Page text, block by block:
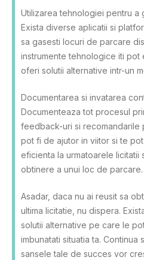
Utilizarea tehnologiei pentru a
Exista diverse aplicatii si
sa gasesti locuri de parcare
instrumente tehnologice iti pot
oferi solutii alternative intr-un
Documentarea si invatarea
Documenteaza tot procesul
feedback-uri si recomandarile
pot fi de ajutor in viitor si te
eficienta la urmatoarele licitatii
obtinere a unui loc de parcare.
Asadar, daca nu ai reusit sa
ultima licitatie, nu dispera.
solutii alternative pe care le
imbunatati situatia ta.
sansele tale de succes vor